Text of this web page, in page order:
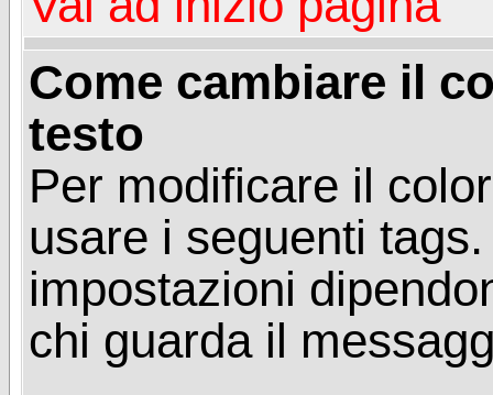
Come cambiare il
testo
Per modificare il
usare i seguenti
impostazioni
chi guarda il